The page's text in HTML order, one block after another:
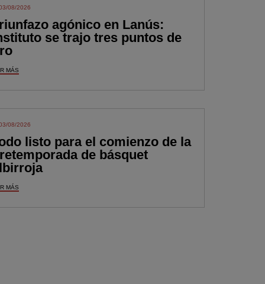
08/2026
agónico en Lanús:
se trajo tres puntos de
MÁS
08/2026
listo para el comienzo de la
de básquet
MÁS